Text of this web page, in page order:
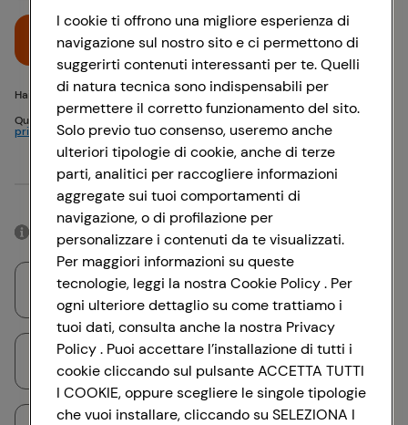
Hai problemi di accesso? {{recover-pwd}} o {{recover-email}}
Questo sito è protetto da reCAPTCHA e si applicano
privacy eTermini di servizioGoogle
Accedi
Oppure
Accedendo con il tuo account social, rimarrai connesso per 12 ore.
Accedi con Google
I cookie ti offrono una migliore esperienza di
navigazione sul nostro sito e ci permettono di
suggerirti contenuti interessanti per te. Quelli
di natura tecnica sono indispensabili per
permettere il corretto funzionamento del sito.
Solo previo tuo consenso, useremo anche
ulteriori tipologie di cookie, anche di terze
parti, analitici per raccogliere informazioni
aggregate sui tuoi comportamenti di
navigazione, o di profilazione per
personalizzare i contenuti da te visualizzati.
Per maggiori informazioni su queste
tecnologie, leggi la nostra Cookie Policy . Per
ogni ulteriore dettaglio su come trattiamo i
tuoi dati, consulta anche la nostra Privacy
Policy . Puoi accettare l’installazione di tutti i
cookie cliccando sul pulsante ACCETTA TUTTI
I COOKIE, oppure scegliere le singole tipologie
che vuoi installare, cliccando su SELEZIONA I